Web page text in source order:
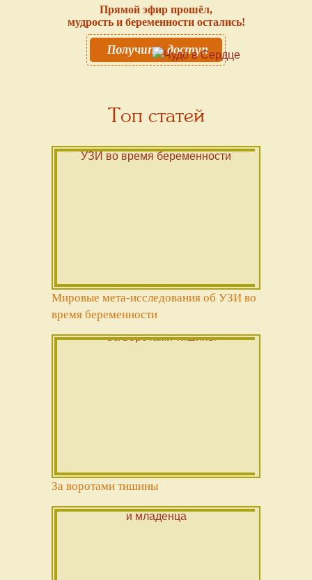
Прямой эфир прошёл,
мудрость и беременности остались!
Получить доступ
Топ статей
Мировые мета-исследования об УЗИ во
время беременности
За воротами тишины